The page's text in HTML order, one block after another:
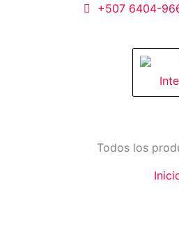
+507 6404-
Todos los